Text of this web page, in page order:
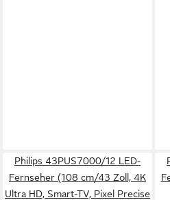
Philips 43PUS7000/12 LED-
Fernseher (108 cm/43 Zoll, 4K
Ultra HD, Smart-TV, Pixel Precise